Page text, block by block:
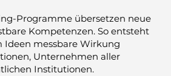
Programme übersetzen neue
Kompetenzen. So entsteht
Ideen messbare Wirkung
Unternehmen aller
Institutionen.